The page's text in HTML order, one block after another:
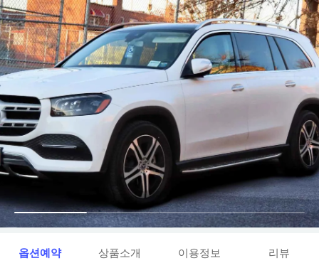
옵션예약 상품소개 이용정보 리뷰